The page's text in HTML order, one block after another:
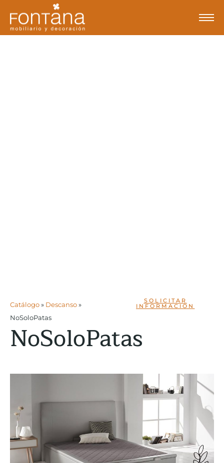
Catálogo» Descanso»
NoSoloPatas
SOLICITAR
INFORMACIÓN
NoSoloPatas